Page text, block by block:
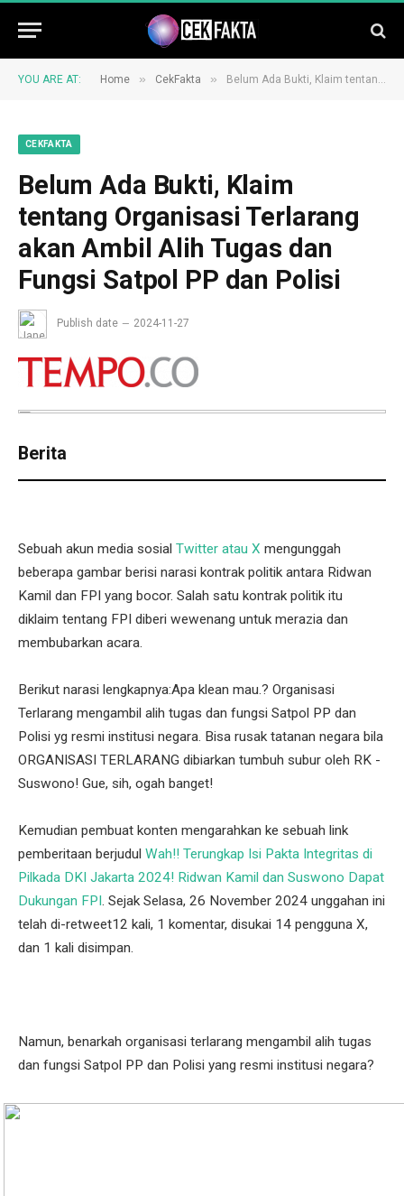
YOU ARE AT: Home » CekFakta » Belum Ada Bukti, Klaim tentang Organisasi Terlarang akan Ambil Alih Tugas dan Fungsi Satpol PP dan Polisi
CEKFAKTA
Belum Ada Bukti, Klaim
tentang Organisasi Terlarang
akan Ambil Alih Tugas dan
Fungsi Satpol PP dan Polisi
Publish date 2024-11-27
Berita
Sebuah akun media sosial Twitter atau X mengunggah
beberapa gambar berisi narasi kontrak politik antara Ridwan
Kamil dan FPI yang bocor. Salah satu kontrak politik itu
diklaim tentang FPI diberi wewenang untuk merazia dan
membubarkan acara.
Berikut narasi lengkapnya:Apa klean mau.? Organisasi
Terlarang mengambil alih tugas dan fungsi Satpol PP dan
Polisi yg resmi institusi negara. Bisa rusak tatanan negara bila
ORGANISASI TERLARANG dibiarkan tumbuh subur oleh RK -
Suswono! Gue, sih, ogah banget!
Kemudian pembuat konten mengarahkan ke sebuah link
pemberitaan berjudul Wah!! Terungkap Isi Pakta Integritas di
Pilkada DKI Jakarta 2024! Ridwan Kamil dan Suswono Dapat
Dukungan FPI . Sejak Selasa, 26 November 2024 unggahan ini
telah di-retweet12 kali, 1 komentar, disukai 14 pengguna X,
dan 1 kali disimpan.
Namun, benarkah organisasi terlarang mengambil alih tugas
dan fungsi Satpol PP dan Polisi yang resmi institusi negara?